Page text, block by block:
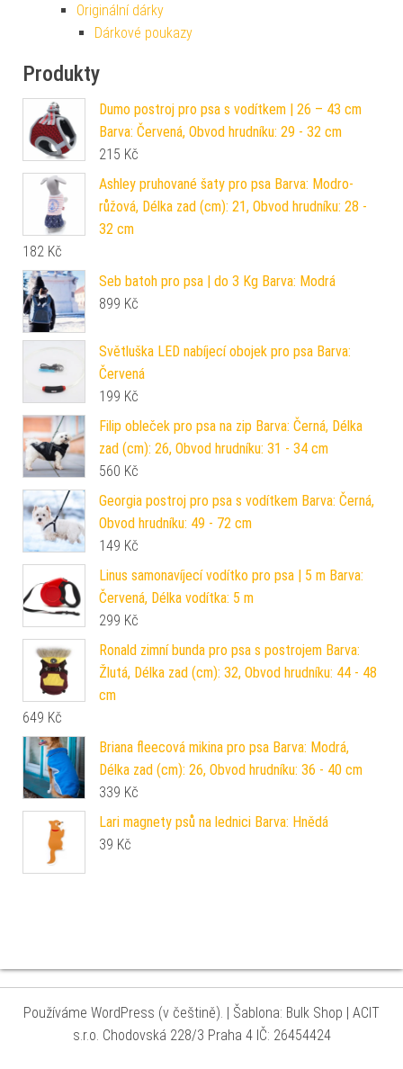
Originální dárky
Dárkové poukazy
Produkty
Dumo postroj pro psa s vodítkem | 26 – 43 cm
Barva: Červená, Obvod hrudníku: 29 - 32 cm
215 Kč
Ashley pruhované šaty pro psa Barva: Modro-
růžová, Délka zad (cm): 21, Obvod hrudníku: 28 -
32 cm
182 Kč
Seb batoh pro psa | do 3 Kg Barva: Modrá
899 Kč
Světluška LED nabíjecí obojek pro psa Barva:
Červená
199 Kč
Filip obleček pro psa na zip Barva: Černá, Délka
zad (cm): 26, Obvod hrudníku: 31 - 34 cm
560 Kč
Georgia postroj pro psa s vodítkem Barva: Černá,
Obvod hrudníku: 49 - 72 cm
149 Kč
Linus samonavíjecí vodítko pro psa | 5 m Barva:
Červená, Délka vodítka: 5 m
299 Kč
Ronald zimní bunda pro psa s postrojem Barva:
Žlutá, Délka zad (cm): 32, Obvod hrudníku: 44 - 48
cm
649 Kč
Briana fleecová mikina pro psa Barva: Modrá,
Délka zad (cm): 26, Obvod hrudníku: 36 - 40 cm
339 Kč
Lari magnety psů na lednici Barva: Hnědá
39 Kč
Používáme WordPress (v češtině). | Šablona: Bulk Shop | ACIT
s.r.o. Chodovská 228/3 Praha 4 IČ: 26454424